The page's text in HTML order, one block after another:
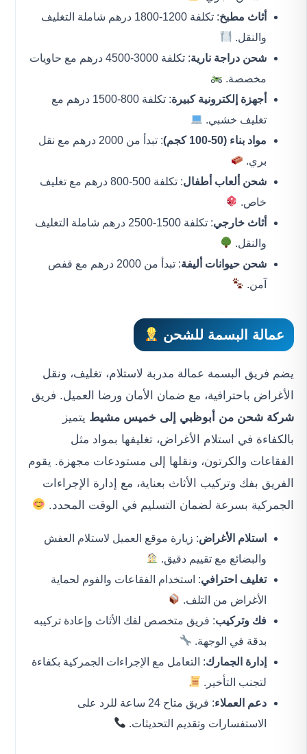
أثاث مطبخ
: تكلفة 1200-1800 درهم شاملة التغليف
والنقل.
شحن دراجة نارية
: تكلفة 3000-4500 درهم مع حاويات
مخصصة.
أجهزة إلكترونية كبيرة
: تكلفة 800-1500 درهم مع
تغليف خشبي.
مواد بناء (50-100 كجم)
: تبدأ من 2000 درهم مع نقل
بري.
شحن ألعاب أطفال
: تكلفة 500-800 درهم مع تغليف
خاص.
أثاث خارجي
: تكلفة 1500-2500 درهم شاملة التغليف
والنقل.
شحن حيوانات أليفة
: تبدأ من 2000 درهم مع قفص
آمن.
عمالة البسمة للشحن
يضم فريق البسمة عمالة مدربة لاستلام، تغليف، ونقل
الأغراض باحترافية، مع ضمان الأمان ورضا العميل. فريق
شركة شحن من أبوظبي إلى خميس مشيط يتميز
بالكفاءة في استلام الأغراض، تغليفها بمواد مثل
الفقاعات والكرتون، ونقلها إلى مستودعات مجهزة. يقوم
الفريق بفك وتركيب الأثاث بعناية، مع إدارة الإجراءات
الجمركية بسرعة لضمان التسليم في الوقت المحدد.
استلام الأغراض: زيارة موقع العميل لاستلام العفش
والبضائع مع تقييم دقيق.
تغليف احترافي: استخدام الفقاعات والفوم لحماية
الأغراض من التلف.
فك وتركيب: فريق متخصص لفك الأثاث وإعادة تركيبه
بدقة في الوجهة.
إدارة الجمارك: التعامل مع الإجراءات الجمركية بكفاءة
لتجنب التأخير.
دعم العملاء
: فريق متاح 24 ساعة للرد على
الاستفسارات وتقديم التحديثات.